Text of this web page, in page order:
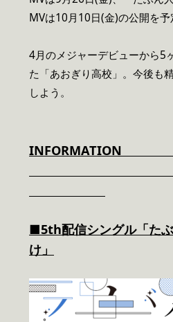
MVは10月10日(金)の公開を予
4月のメジャーデビューから5
た「あおぎり高校」。今後も
しよう。
■5th配信シングル「た
け」